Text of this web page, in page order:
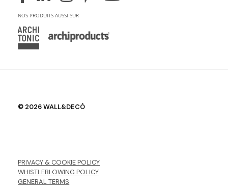
NOS PRODUITS AUSSI SUR
© 2026 WALL&DECÒ
PRIVACY & COOKIE POLICY
WHISTLEBLOWING POLICY
GENERAL TERMS